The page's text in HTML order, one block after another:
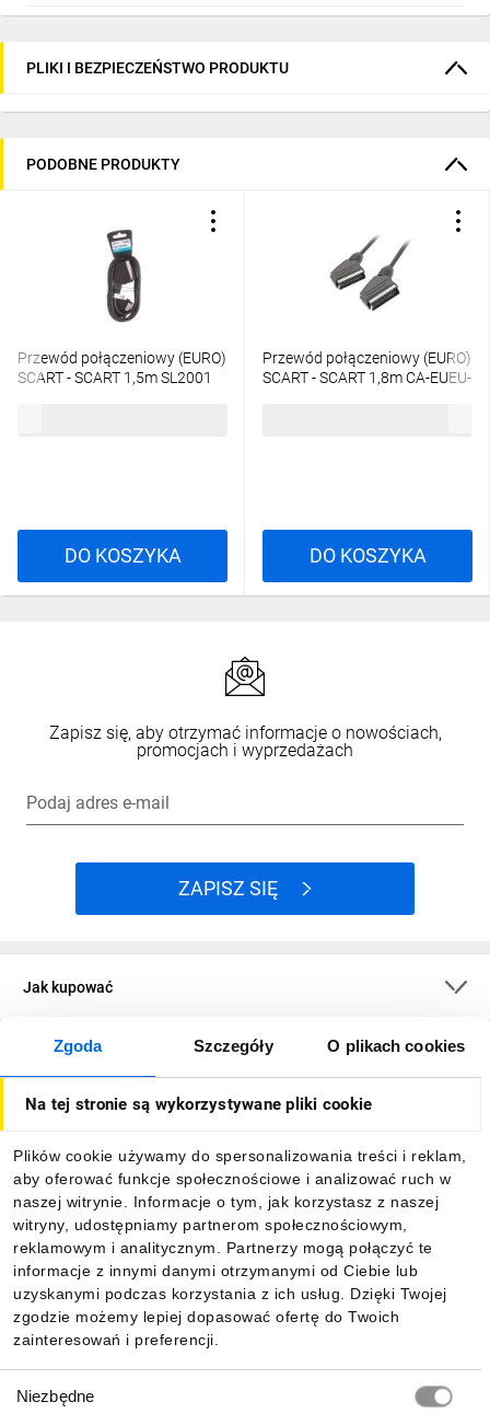
Zgoda Szczegóły O plikach cookies
Na tej stronie są wykorzystywane pliki cookie
Plików cookie używamy do spersonalizowania treści i reklam,
aby oferować funkcje społecznościowe i analizować ruch w
naszej witrynie. Informacje o tym, jak korzystasz z naszej
witryny, udostępniamy partnerom społecznościowym,
reklamowym i analitycznym. Partnerzy mogą połączyć te
informacje z innymi danymi otrzymanymi od Ciebie lub
uzyskanymi podczas korzystania z ich usług. Dzięki Twojej
zgodzie możemy lepiej dopasować ofertę do Twoich
zainteresowań i preferencji.
zgody
Niezbędne
PLIKI I BEZPIECZEŃSTWO PRODUKTU
PODOBNE PRODUKTY
Przewód połączeniowy (EURO)
SCART - SCART 1,5m SL2001
DO KOSZYKA
Przewód połączeniowy (EURO)
SCART - SCART 1,8m CA-EUEU-
DO KOSZYKA
Zapisz się, aby otrzymać informacje o nowościach,
promocjach i wyprzedażach
Podaj adres e-mail
ZAPISZ SIĘ
Jak kupować
O firmie
Informacje
Pobierz naszą aplikację mobilną: